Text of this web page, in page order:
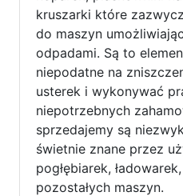
kruszarki które
do maszyn
odpadami. Są to
niepodatne na
usterek i wykonywać
niepotrzebnych
sprzedajemy są
świetnie znane przez
pogłębiarek,
pozostałych maszyn.